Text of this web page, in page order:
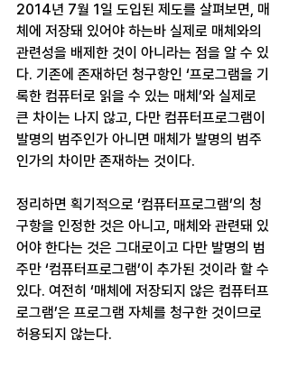
2014년 7월 1일 도입된 제도를 살펴보면, 매
체에 저장돼 있어야 하는바 실제로 매체와의
관련성을 배제한 것이 아니라는 점을 알 수 있
다. 기존에 존재하던 청구항인 ‘프로그램을 기
록한 컴퓨터로 읽을 수 있는 매체’와 실제로
큰 차이는 나지 않고, 다만 컴퓨터프로그램이
발명의 범주인가 아니면 매체가 발명의 범주
인가의 차이만 존재하는 것이다.
정리하면 획기적으로 ‘컴퓨터프로그램’의 청
구항을 인정한 것은 아니고, 매체와 관련돼 있
어야 한다는 것은 그대로이고 다만 발명의 범
주만 ‘컴퓨터프로그램’이 추가된 것이라 할 수
있다. 여전히 ‘매체에 저장되지 않은 컴퓨터프
로그램’은 프로그램 자체를 청구한 것이므로
허용되지 않는다.